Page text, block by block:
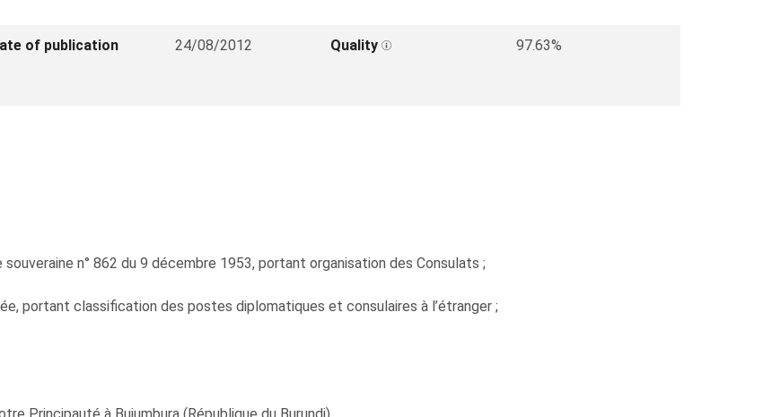
of publication 24/08/2012 Quality
97.63%
souveraine n° 862 du 9 décembre 1953, portant organisation des Consulats ;
portant classification des postes diplomatiques et consulaires à l’étranger ;